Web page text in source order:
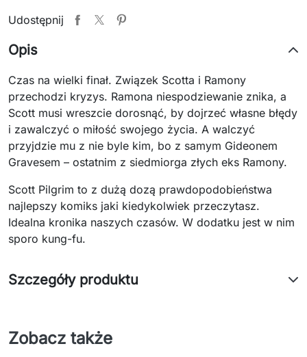
Udostępnij
Opis
Czas na wielki finał. Związek Scotta i Ramony
przechodzi kryzys. Ramona niespodziewanie znika, a
Scott musi wreszcie dorosnąć, by dojrzeć własne błędy
i zawalczyć o miłość swojego życia. A walczyć
przyjdzie mu z nie byle kim, bo z samym Gideonem
Gravesem – ostatnim z siedmiorga złych eks Ramony.
Scott Pilgrim to z dużą dozą prawdopodobieństwa
najlepszy komiks jaki kiedykolwiek przeczytasz.
Idealna kronika naszych czasów. W dodatku jest w nim
sporo kung-fu.
Szczegóły produktu
Zobacz także